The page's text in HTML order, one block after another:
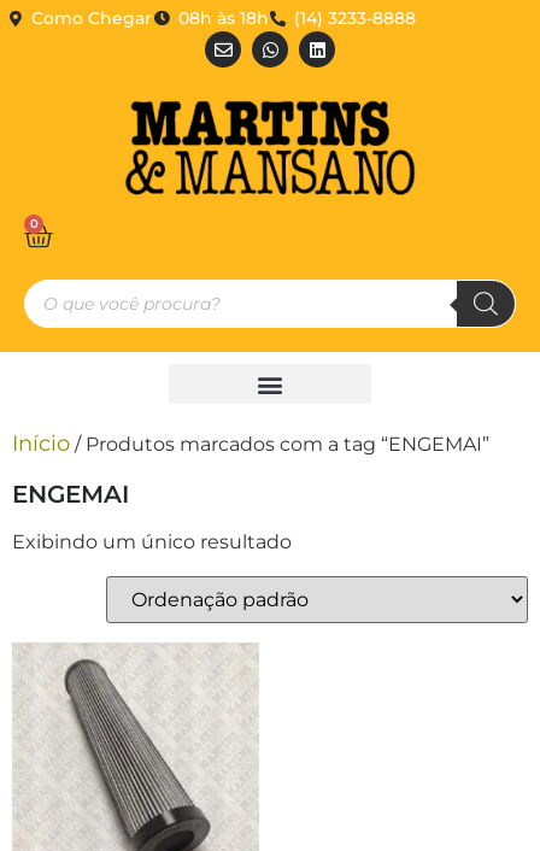
Como Chegar 08h às 18h (14) 3233-8888
0
Início / Produtos marcados com a tag “ENGEMAI”
ENGEMAI
Exibindo um único resultado